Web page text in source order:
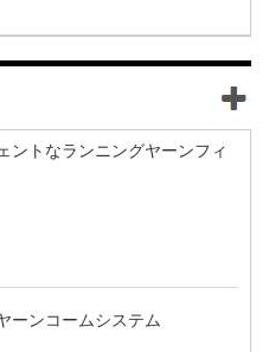
ントなランニングヤーンフィ
ーンコームシステム